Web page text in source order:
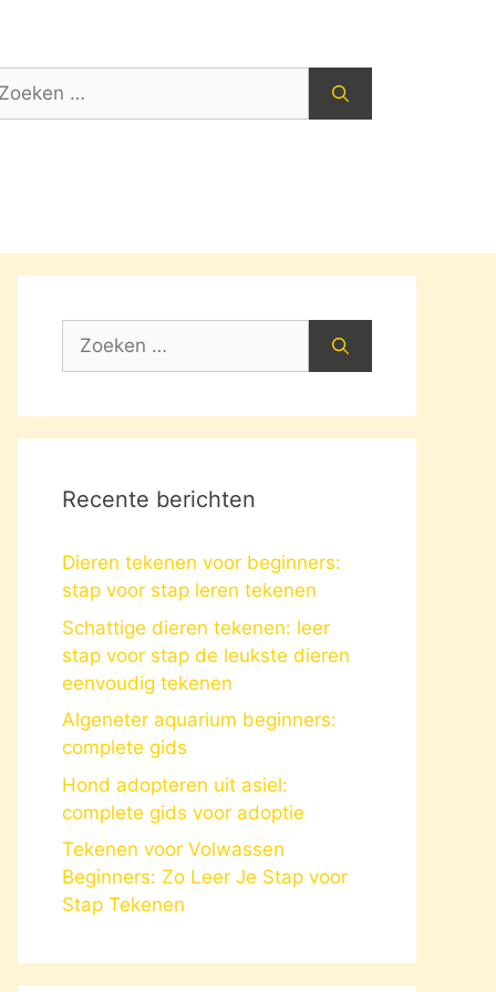
Zoek
Recente berichten
Dieren tekenen voor beginners:
stap voor stap leren tekenen
Schattige dieren tekenen: leer
stap voor stap de leukste dieren
eenvoudig tekenen
Algeneter aquarium beginners:
complete gids
Hond adopteren uit asiel:
complete gids voor adoptie
Tekenen voor Volwassen
Beginners: Zo Leer Je Stap voor
Stap Tekenen